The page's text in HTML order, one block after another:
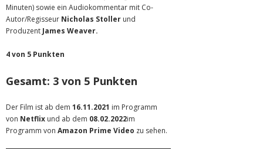
Minuten) sowie ein Audiokommentar mit Co-
Autor/Regisseur Nicholas Stoller und
Produzent James Weaver.
4 von 5 Punkten
Gesamt: 3 von 5 Punkten
Der Film ist ab dem 16.11.2021 im Programm
von Netflix und ab dem 08.02.2022im
Programm von Amazon Prime Video zu sehen.